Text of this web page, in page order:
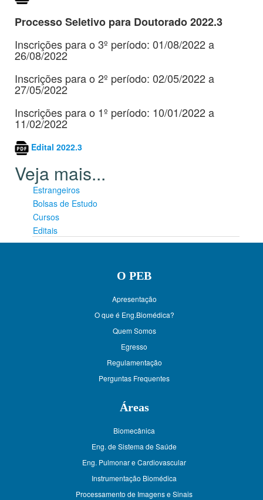
Processo Seletivo para Doutorado 2022.3
Inscrições para o 3º período: 01/08/2022 a
26/08/2022
Inscrições para o 2º período: 02/05/2022 a
27/05/2022
Inscrições para o 1º período: 10/01/2022 a
11/02/2022
Edital 2022.3
Estrangeiros
Bolsas de Estudo
Cursos
Editais
O PEB
Apresentação
O que é Eng.Biomédica?
Quem Somos
Egresso
Regulamentação
Perguntas Frequentes
Áreas
Biomecânica
Eng. de Sistema de Saúde
Eng. Pulmonar e Cardiovascular
Instrumentação Biomédica
Processamento de Imagens e Sinais